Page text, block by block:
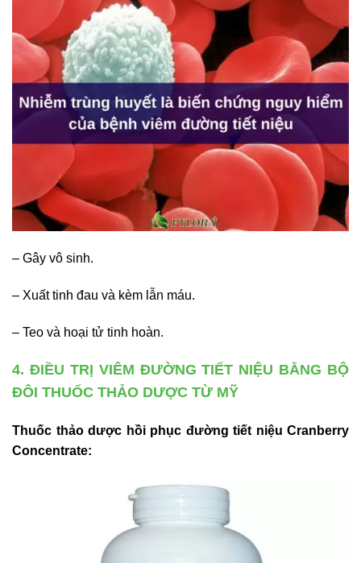
– Gây vô sinh.
– Xuất tinh đau và kèm lẫn máu.
– Teo và hoại tử tinh hoàn.
4. ĐIỀU TRỊ VIÊM ĐƯỜNG TIẾT NIỆU BẰNG BỘ
ĐÔI THUỐC THẢO DƯỢC TỪ MỸ
Thuốc thảo dược hồi phục đường tiết niệu Cranberry
Concentrate: